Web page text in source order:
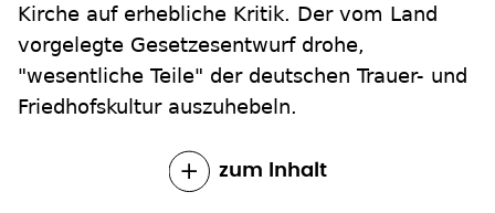
Kirche auf erhebliche Kritik. Der vom Land
vorgelegte Gesetzesentwurf drohe,
"wesentliche Teile" der deutschen Trauer- und
Friedhofskultur auszuhebeln.
zum Inhalt